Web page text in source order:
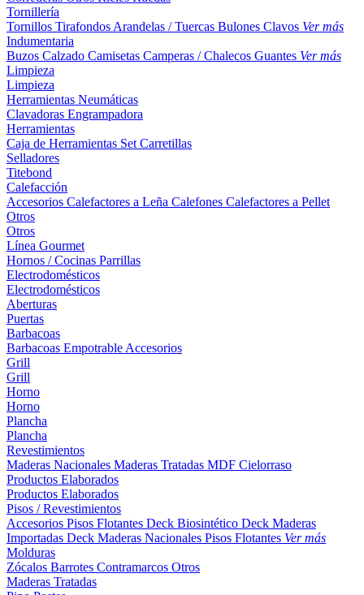
Tornillería
Tornillos Tirafondos Arandelas / Tuercas Bulones Clavos Ver más
Indumentaria
Buzos Calzado Camisetas Camperas / Chalecos Guantes Ver más
Limpieza
Limpieza
Herramientas Neumáticas
Clavadoras Engrampadora
Herramientas
Caja de Herramientas Set Carretillas
Selladores
Titebond
Calefacción
Accesorios Calefactores a Leña Calefones Calefactores a Pellet
Otros
Otros
Línea Gourmet
Hornos / Cocinas Parrillas
Electrodomésticos
Electrodomésticos
Aberturas
Puertas
Barbacoas
Barbacoas Empotrable Accesorios
Grill
Grill
Horno
Horno
Plancha
Plancha
Revestimientos
Maderas Nacionales Maderas Tratadas MDF Cielorraso
Productos Elaborados
Productos Elaborados
Pisos / Revestimientos
Accesorios Pisos Flotantes Deck Biosintético Deck Maderas
Importadas Deck Maderas Nacionales Pisos Flotantes Ver más
Molduras
Zócalos Barrotes Contramarcos Otros
Maderas Tratadas